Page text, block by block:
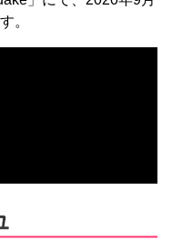
。